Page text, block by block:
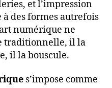
et l’impression
des formes autrefois
numérique ne
traditionnelle, il la
il la bouscule.
s’impose comme